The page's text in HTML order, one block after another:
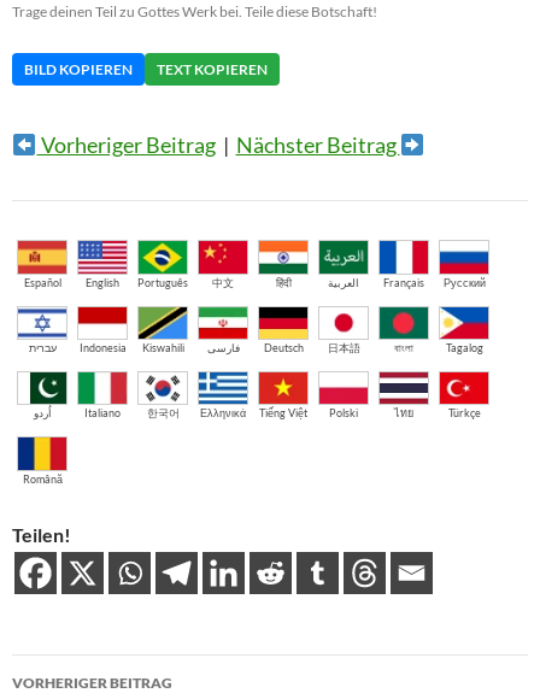
Trage deinen Teil zu Gottes Werk bei. Teile diese Botschaft!
BILD KOPIEREN TEXT KOPIEREN
Vorheriger Beitrag| Nächster Beitrag
Español English Português 中文 हिंदी العربية Français Русский
עברית Indonesia Kiswahili فارسی Deutsch 日本語 বাংলা Tagalog
اُردو Italiano 한국어 Ελληνικά Tiếng Việt Polski ไทย Türkçe
Română
Teilen!
Beitragsnavigation
VORHERIGER BEITRAG